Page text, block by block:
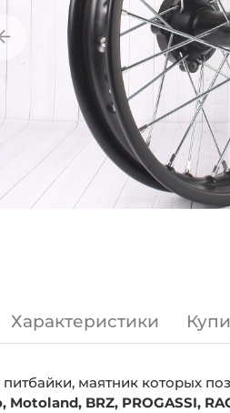
Характеристики
маятник которых
BRZ, PROGASSI,